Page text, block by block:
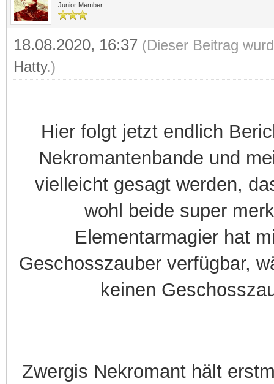
Junior Member
18.08.2020, 16:37 (Dieser Beitrag
Hatty.)
Hier folgt jetzt endlich
Nekromantenbande und
vielleicht gesagt werden,
wohl beide super
Elementarmagier hat
Geschosszauber verfügbar,
keinen
Zwergis Nekromant hält